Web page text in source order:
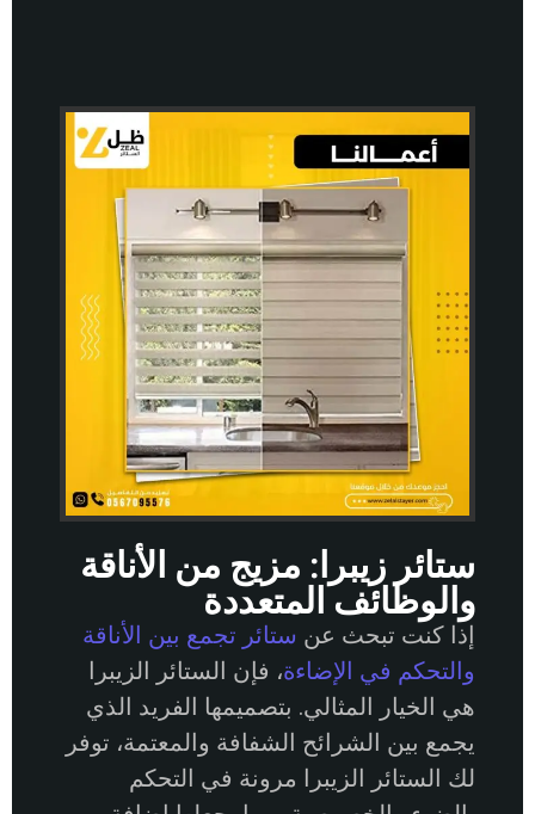
ستائر زيبرا: مزيج من الأناقة
والوظائف المتعددة
إذا كنت تبحث عن ستائر تجمع بين الأناقة
والتحكم في الإضاءة، فإن الستائر الزيبرا
هي الخيار المثالي. بتصميمها الفريد الذي
يجمع بين الشرائح الشفافة والمعتمة، توفر
لك الستائر الزيبرا مرونة في التحكم